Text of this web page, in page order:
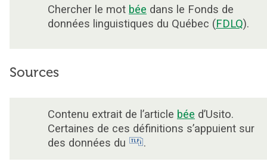
Chercher le mot bée dans le Fonds de
données linguistiques du Québec (FDLQ).
Sources
Contenu extrait de l’article bée d’Usito.
Certaines de ces définitions s’appuient sur
des données du
.